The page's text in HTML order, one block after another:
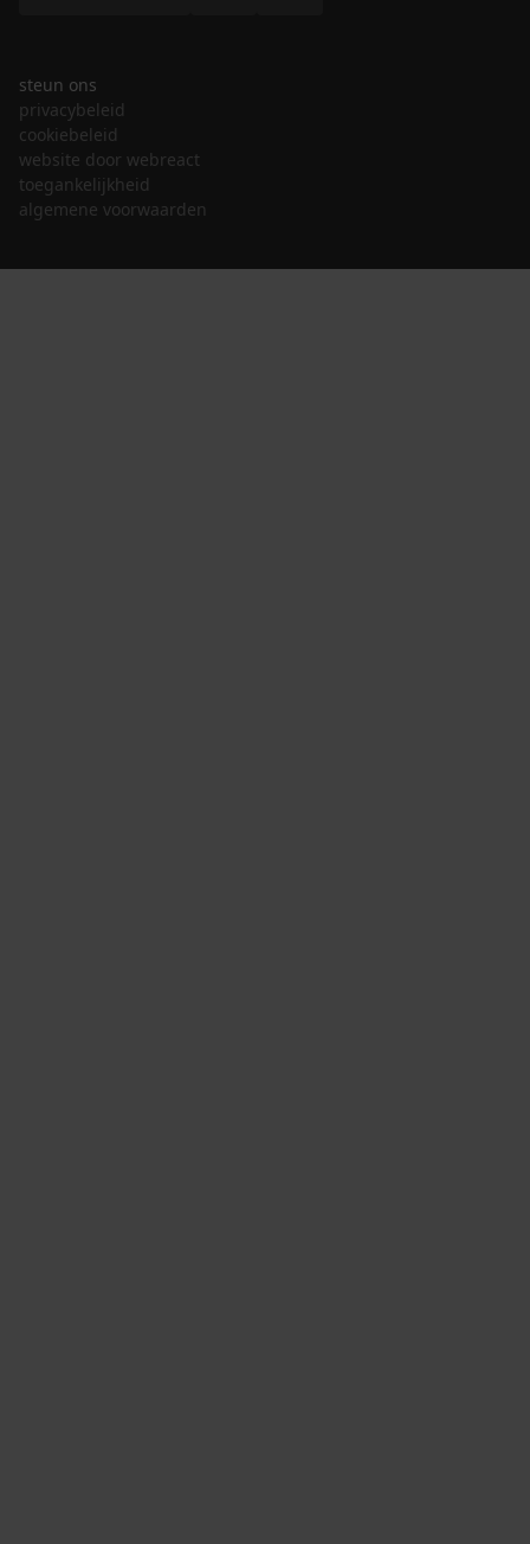
steun ons
privacybeleid
cookiebeleid
website door webreact
toegankelijkheid
algemene voorwaarden